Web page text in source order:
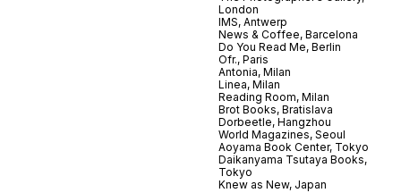
London
IMS, Antwerp
News & Coffee, Barcelona
Do You Read Me, Berlin
Ofr., Paris
Antonia, Milan
Linea, Milan
Reading Room, Milan
Brot Books, Bratislava
Dorbeetle, Hangzhou
World Magazines, Seoul
Aoyama Book Center, Tokyo
Daikanyama Tsutaya Books,
Tokyo
Knew as New, Japan